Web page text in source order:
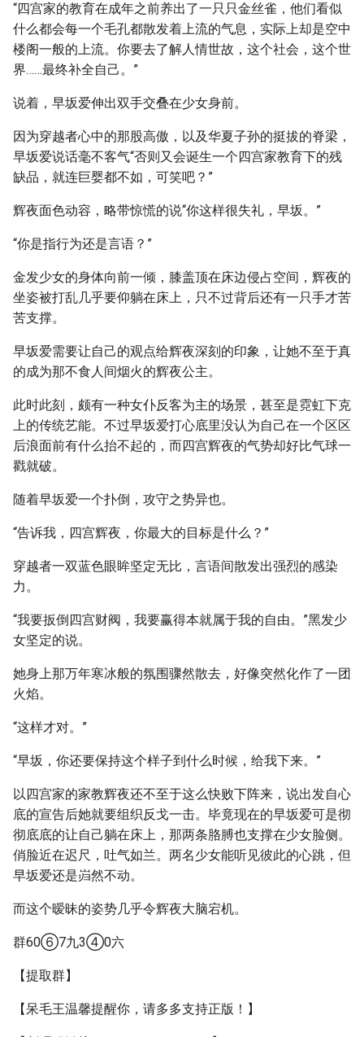
“四宫家的教育在成年之前养出了一只只金丝雀，他们看似
什么都会每一个毛孔都散发着上流的气息，实际上却是空中
楼阁一般的上流。你要去了解人情世故，这个社会，这个世
界……最终补全自己。”
说着，早坂爱伸出双手交叠在少女身前。
因为穿越者心中的那股高傲，以及华夏子孙的挺拔的脊梁，
早坂爱说话毫不客气“否则又会诞生一个四宫家教育下的残
缺品，就连巨婴都不如，可笑吧？”
辉夜面色动容，略带惊慌的说“你这样很失礼，早坂。”
“你是指行为还是言语？”
金发少女的身体向前一倾，膝盖顶在床边侵占空间，辉夜的
坐姿被打乱几乎要仰躺在床上，只不过背后还有一只手才苦
苦支撑。
早坂爱需要让自己的观点给辉夜深刻的印象，让她不至于真
的成为那不食人间烟火的辉夜公主。
此时此刻，颇有一种女仆反客为主的场景，甚至是霓虹下克
上的传统艺能。不过早坂爱打心底里没认为自己在一个区区
后浪面前有什么抬不起的，而四宫辉夜的气势却好比气球一
戳就破。
随着早坂爱一个扑倒，攻守之势异也。
“告诉我，四宫辉夜，你最大的目标是什么？”
穿越者一双蓝色眼眸坚定无比，言语间散发出强烈的感染
力。
“我要扳倒四宫财阀，我要赢得本就属于我的自由。”黑发少
女坚定的说。
她身上那万年寒冰般的氛围骤然散去，好像突然化作了一团
火焰。
“这样才对。”
“早坂，你还要保持这个样子到什么时候，给我下来。”
以四宫家的家教辉夜还不至于这么快败下阵来，说出发自心
底的宣告后她就要组织反戈一击。毕竟现在的早坂爱可是彻
彻底底的让自己躺在床上，那两条胳膊也支撑在少女脸侧。
俏脸近在迟尺，吐气如兰。两名少女能听见彼此的心跳，但
早坂爱还是岿然不动。
而这个暧昧的姿势几乎令辉夜大脑宕机。
群60⑥7九3④0六
【提取群】
【呆毛王温馨提醒你，请多多支持正版！】